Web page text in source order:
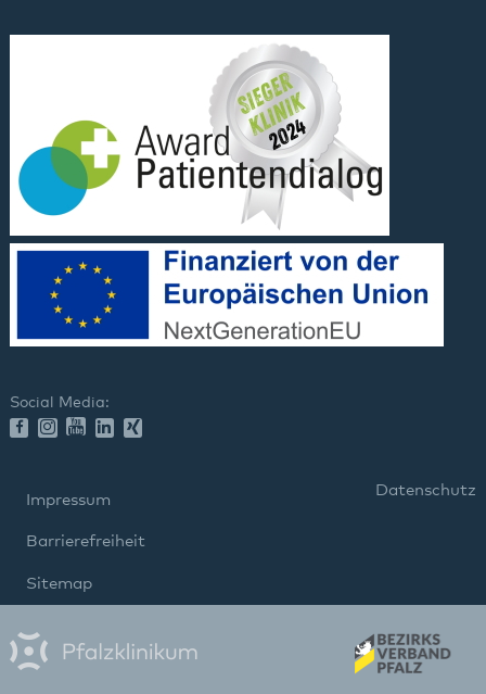
Social Media:
Impressum
Datenschutz
Barrierefreiheit
Sitemap